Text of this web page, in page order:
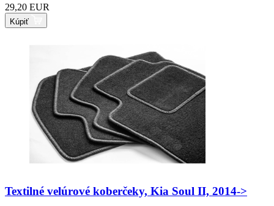
29,20 EUR
Kúpiť
Textilné velúrové koberčeky, Kia Soul II, 2014->